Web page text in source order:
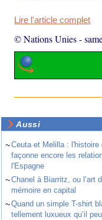
Lire l'article complet
© Nations Unies-
Aussi
~Ceuta et Melilla : l'histoire
façonne encore les
l'Espagne
~Chanel à Biarritz, ou l’art
mémoire en capital
~Quand un simple T-shirt
tellement luxueux qu’il